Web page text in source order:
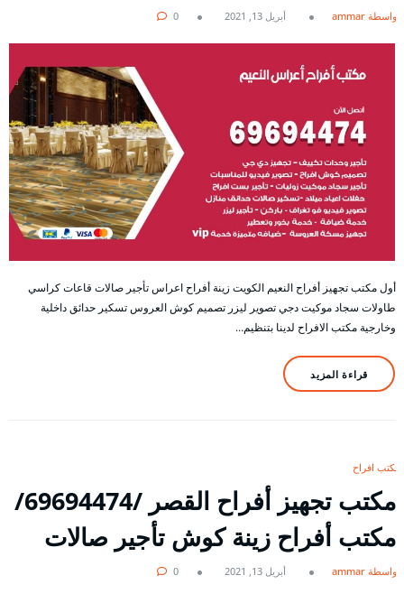
بواسطة ammar أبريل 13, 2021 0
أول مكتب تجهيز أفراح النعيم الكويت زينة أفراح اعراس تأجير صالات قاعات كراسي
طاولات سجاد موكيت دجي تصوير ليزر تصميم كوش العروس تسكير حدائق داخلية
وخارجية مكتب الافراح لدينا بتنظيم…
قراءة المزيد
مكتب افراح
مكتب تجهيز أفراح القصر /69694474/
مكتب أفراح زينة كوش تأجير صالات
بواسطة ammar أبريل 13, 2021 0